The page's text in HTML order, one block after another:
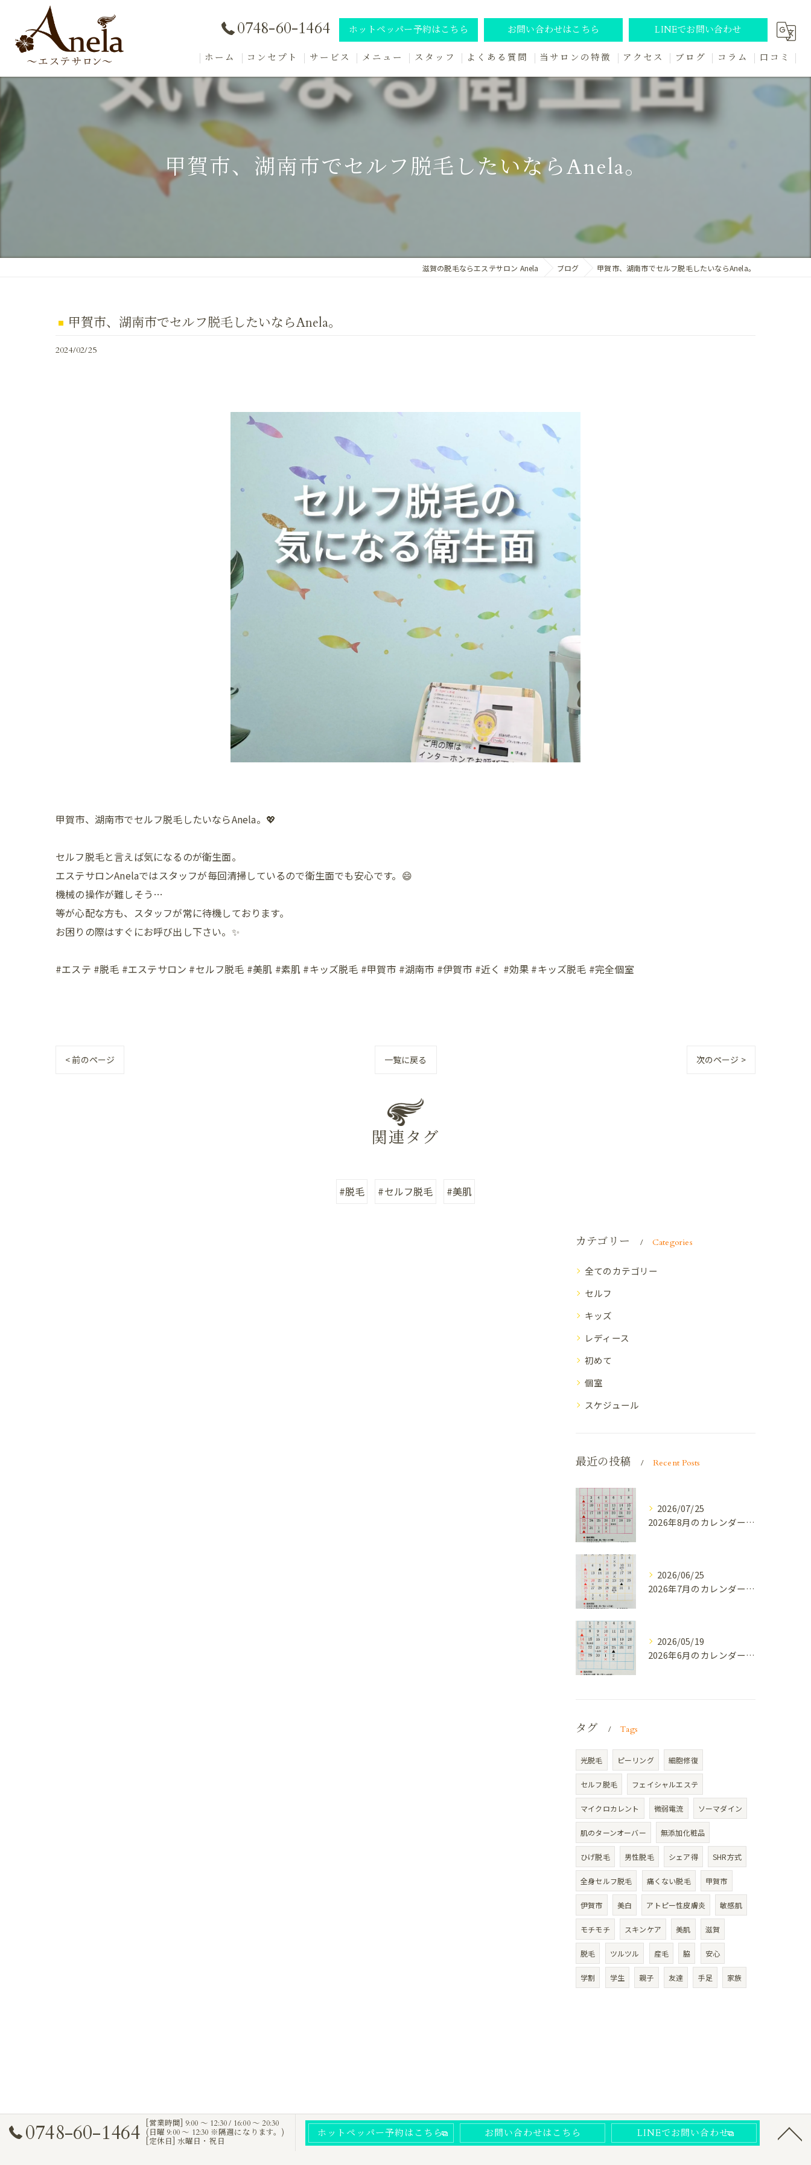
0748-60-1464 ホットペッパー予約はこちら お問い合わせはこちら LINEでお問い合わせ
ホーム コンセプト サービス
施術の流れ
メニュー スタッフ よくある質問 当サロンの特徴
セルフ
キッズ
レディース
アクセス ブログ コラム 口コミ
甲賀市、湖南市でセルフ脱毛したいならAnela。
滋賀の脱毛ならエステサロン Anela ブログ 甲賀市、湖南市でセルフ脱毛したいならAnela。
甲賀市、湖南市でセルフ脱毛したいならAnela。
2024/02/25
甲賀市、湖南市でセルフ脱毛したいならAnela。💖
セルフ脱毛と言えば気になるのが衛生面。
エステサロンAnelaではスタッフが毎回清掃しているので衛生面でも安心です。😄
機械の操作が難しそう…
等が心配な方も、スタッフが常に待機しております。
お困りの際はすぐにお呼び出し下さい。✨
#エステ #脱毛 #エステサロン #セルフ脱毛 #美肌 #素肌 #キッズ脱毛 #甲賀市 #湖南市 #伊賀市 #近く #効果 #キッズ脱毛 #完全個室
< 前のページ 一覧に戻る 次のページ >
関連タグ
#脱毛 #セルフ脱毛 #美肌
カテゴリー Categories
全てのカテゴリー
セルフ
キッズ
レディース
初めて
個室
スケジュール
最近の投稿 Recent Posts
2026/07/25
2026年8月のカレンダーです。
2026/06/25
2026年7月のカレンダーです。
2026/05/19
2026年6月のカレンダーです。
タグ Tags
光脱毛 ピーリング 細胞修復
セルフ脱毛 フェイシャルエステ
マイクロカレント 微弱電流 ソーマダイン
肌のターンオーバー 無添加化粧品
ひげ脱毛 男性脱毛 シェア得 SHR方式
全身セルフ脱毛 痛くない脱毛 甲賀市
伊賀市 美白 アトピー性皮膚炎 敏感肌
モチモチ スキンケア 美肌 滋賀
脱毛 ツルツル 産毛 脇 安心
学割 学生 親子 友達 手足 家族
0748-60-1464
[営業時間] 9:00 〜 12:30 / 16:00 〜 20:30
(日曜 9:00 〜 12:30 ※隔週になります。)
[定休日] 水曜日・祝日
ホットペッパー予約はこちら お問い合わせはこちら LINEでお問い合わせ